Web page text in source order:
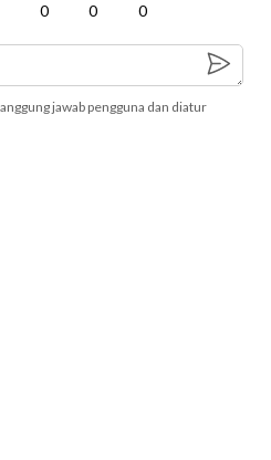
0 0 0
jawab pengguna dan diatur